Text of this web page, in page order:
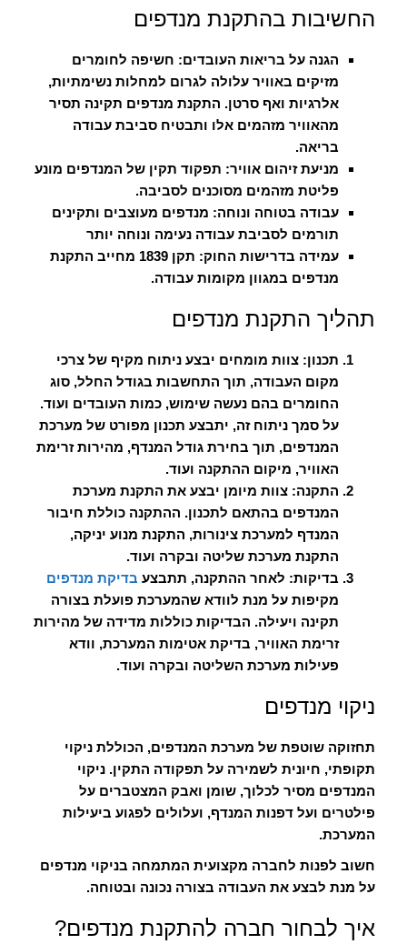
החשיבות בהתקנת מנדפים
הגנה על בריאות העובדים: חשיפה לחומרים
מזיקים באוויר עלולה לגרום למחלות נשימתיות,
אלרגיות ואף סרטן. התקנת מנדפים תקינה תסיר
מהאוויר מזהמים אלו ותבטיח סביבת עבודה
בריאה.
מניעת זיהום אוויר: תפקוד תקין של המנדפים מונע
פליטת מזהמים מסוכנים לסביבה.
עבודה בטוחה ונוחה: מנדפים מעוצבים ותקינים
תורמים לסביבת עבודה נעימה ונוחה יותר
עמידה בדרישות החוק:
תקן 1839 מחייב התקנת
מנדפים במגוון מקומות עבודה.
תהליך התקנת מנדפים
תכנון: צוות מומחים יבצע ניתוח מקיף של צרכי
מקום העבודה, תוך התחשבות בגודל החלל, סוג
החומרים בהם נעשה שימוש, כמות העובדים ועוד.
על סמך ניתוח זה, יתבצע תכנון מפורט של מערכת
המנדפים, תוך בחירת גודל המנדף, מהירות זרימת
האוויר, מיקום ההתקנה ועוד.
התקנה: צוות מיומן יבצע את התקנת מערכת
המנדפים בהתאם לתכנון. ההתקנה כוללת חיבור
המנדף למערכת צינורות, התקנת מנוע יניקה,
התקנת מערכת שליטה ובקרה ועוד.
בדיקות: לאחר ההתקנה, תתבצע בדיקת מנדפים
מקיפות על מנת לוודא שהמערכת פועלת בצורה
תקינה ויעילה. הבדיקות כוללות מדידה של מהירות
זרימת האוויר, בדיקת אטימות המערכת, וודא
פעילות מערכת השליטה ובקרה ועוד.
ניקוי מנדפים
תחזוקה שוטפת של מערכת המנדפים, הכוללת ניקוי
תקופתי, חיונית לשמירה על תפקודה התקין. ניקוי
המנדפים מסיר לכלוך, שומן ואבק המצטברים על
פילטרים ועל דפנות המנדף, ועלולים לפגוע ביעילות
המערכת.
חשוב לפנות לחברה מקצועית המתמחה בניקוי מנדפים
על מנת לבצע את העבודה בצורה נכונה ובטוחה.
איך לבחור חברה להתקנת מנדפים?